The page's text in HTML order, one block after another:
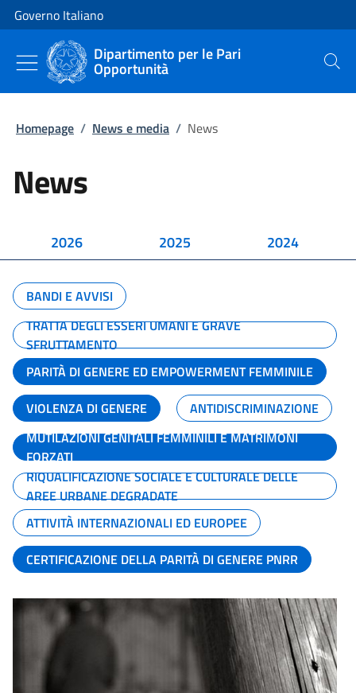
Vai al contenuto
Vai alla navigazione del sito
Governo Italiano
Dipartimento per le Pari
Opportunità Cerca
Homepage / News e media / News
News
2026 2025 2024
BANDI E AVVISI
TRATTA DEGLI ESSERI UMANI E GRAVE
SFRUTTAMENTO
PARITÀ DI GENERE ED EMPOWERMENT FEMMINILE
VIOLENZA DI GENERE
ANTIDISCRIMINAZIONE
MUTILAZIONI GENITALI FEMMINILI E MATRIMONI
FORZATI
RIQUALIFICAZIONE SOCIALE E CULTURALE DELLE
AREE URBANE DEGRADATE
ATTIVITÀ INTERNAZIONALI ED EUROPEE
CERTIFICAZIONE DELLA PARITÀ DI GENERE PNRR